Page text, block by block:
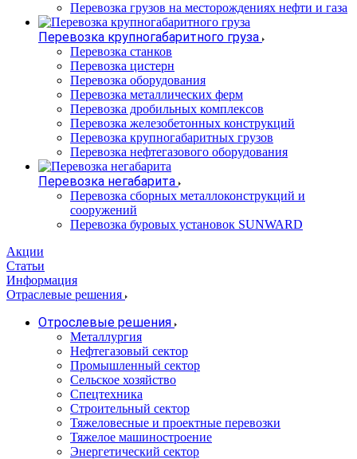
Перевозка грузов на месторождениях нефти и газа
Перевозка крупногабаритного груза
Перевозка станков
Перевозка цистерн
Перевозка оборудования
Перевозка металлических ферм
Перевозка дробильных комплексов
Перевозка железобетонных конструкций
Перевозка крупногабаритных грузов
Перевозка нефтегазового оборудования
Перевозка негабарита
Перевозка сборных металлоконструкций и
сооружений
Перевозка буровых установок SUNWARD
Акции
Статьи
Информация
Отраслевые решения
Отрослевые решения
Металлургия
Нефтегазовый сектор
Промышленный сектор
Сельское хозяйство
Спецтехника
Строительный сектор
Тяжеловесные и проектные перевозки
Тяжелое машиностроение
Энергетический сектор